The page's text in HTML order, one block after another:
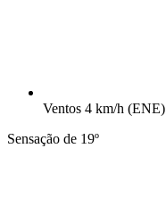
Ventos 4 km/h (ENE)
Sensação de 19º